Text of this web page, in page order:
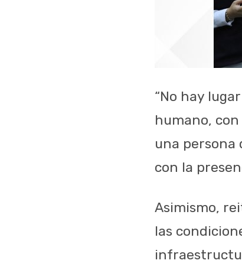
“No hay
humano,
una persona
con la
Asimismo,
las